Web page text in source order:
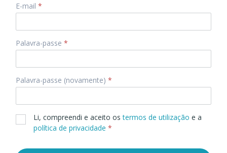
E-mail *
Palavra-passe *
Palavra-passe (novamente) *
Li, compreendi e aceito ostermos de utilização e a
política de privacidade *